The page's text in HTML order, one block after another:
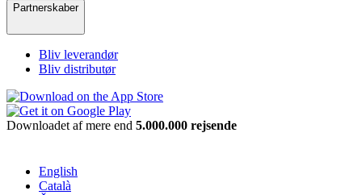
Partnerskaber
Bliv leverandør
Bliv distributør
Downloadet af mere end 5.000.000 rejsende
English
Català